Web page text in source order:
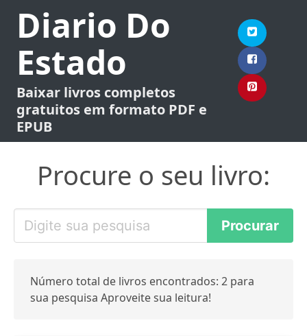
Diario Do
Estado
Baixar livros completos
gratuitos em formato PDF e
EPUB
Procure o seu livro:
Número total de livros encontrados: 2 para
sua pesquisa Aproveite sua leitura!